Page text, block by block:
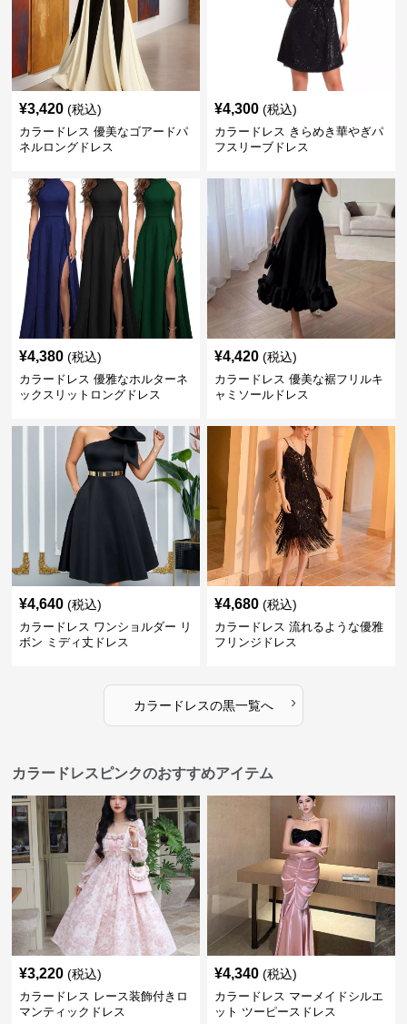
¥3,420 (税込)
カラードレス 優美なゴアードパ
ネルロングドレス
¥4,300 (税込)
カラードレス きらめき華やぎパ
フスリーブドレス
¥4,380 (税込)
カラードレス 優雅なホルターネ
ックスリットロングドレス
¥4,420 (税込)
カラードレス 優美な裾フリルキ
ャミソールドレス
¥4,640 (税込)
カラードレス ワンショルダー リ
ボン ミディ丈ドレス
¥4,680 (税込)
カラードレス 流れるような優雅
フリンジドレス
カラードレスの黒一覧へ ›
カラードレスピンクのおすすめアイテム
¥3,220 (税込)
カラードレス レース装飾付きロ
マンティックドレス
¥4,340 (税込)
カラードレス マーメイドシルエ
ット ツーピースドレス